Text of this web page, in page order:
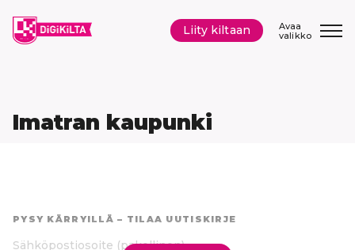
sisältöön
Avaa
valikko
Liity kiltaan
Imatran kaupunki
PYSY KÄRRYILLÄ – TILAA UUTISKIRJE
Sähköpostiosoite (pakollinen)